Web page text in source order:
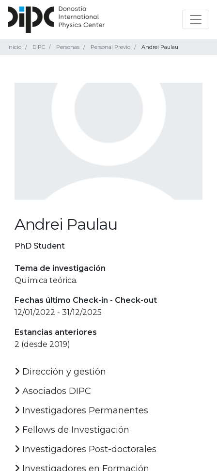
Inicio DIPC Personas Personal Previo Andrei Paulau
Andrei Paulau
PhD Student
Tema de investigación
Química teórica.
Fechas último Check-in - Check-out
12/01/2022 - 31/12/2025
Estancias anteriores
2 (desde 2019)
Dirección y gestión
Asociados DIPC
Investigadores Permanentes
Fellows de Investigación
Investigadores Post-doctorales
Investigadores en Formación